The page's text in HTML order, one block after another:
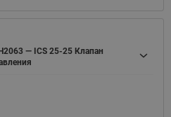
— ICS 25-25 Клапан